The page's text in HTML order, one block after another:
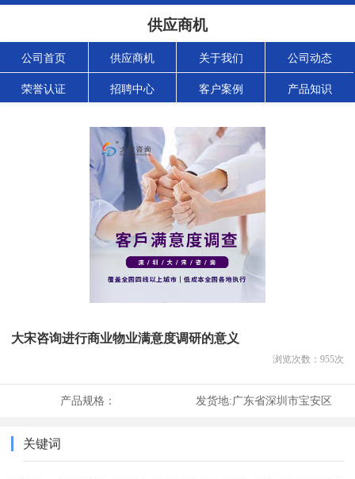
供应商机
公司首页 供应商机 关于我们 公司动态
荣誉认证 招聘中心 客户案例 产品知识
大宋咨询进行商业物业满意度调研的意义
浏览次数： 955次
产品规格： 发货地:广东省深圳市宝安区
关键词